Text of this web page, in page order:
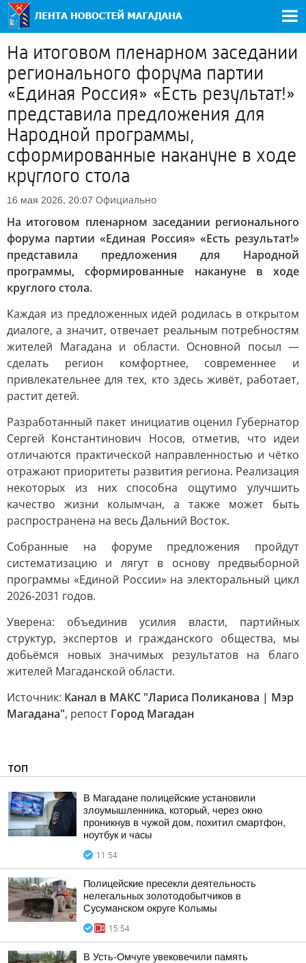
На итоговом пленарном заседании
регионального форума партии
«Единая Россия» «Есть результат!»
представила предложения для
Народной программы,
сформированные накануне в ходе
круглого стола
16 мая 2026, 20:07 Официально
На итоговом пленарном заседании регионального
форума партии «Единая Россия» «Есть результат!»
представила предложения для Народной
программы, сформированные накануне в ходе
круглого стола.
Каждая из предложенных идей родилась в открытом
диалоге, а значит, отвечает реальным потребностям
жителей Магадана и области. Основной посыл —
сделать регион комфортнее, современнее и
привлекательнее для тех, кто здесь живёт, работает,
растит детей.
Разработанный пакет инициатив оценил Губернатор
Сергей Константинович Носов, отметив, что идеи
отличаются практической направленностью и чётко
отражают приоритеты развития региона. Реализация
некоторых из них способна ощутимо улучшить
качество жизни колымчан, а также может быть
распространена на весь Дальний Восток.
Собранные на форуме предложения пройдут
систематизацию и лягут в основу предвыборной
программы «Единой России» на электоральный цикл
2026-2031 годов.
Уверена: объединив усилия власти, партийных
структур, экспертов и гражданского общества, мы
добьёмся новых значимых результатов на благо
жителей Магаданской области.
Источник: Канал в МАКС "Лариса Поликанова | Мэр
Магадана", репост Город Магадан
ТОП
В Магадане полицейские установили
злоумышленника, который, через окно
проникнув в чужой дом, похитил смартфон,
ноутбук и часы
11:54
Полицейские пресекли деятельность
нелегальных золотодобытчиков в
Сусуманском округе Колымы
15:54
В Усть-Омчуге увековечили память